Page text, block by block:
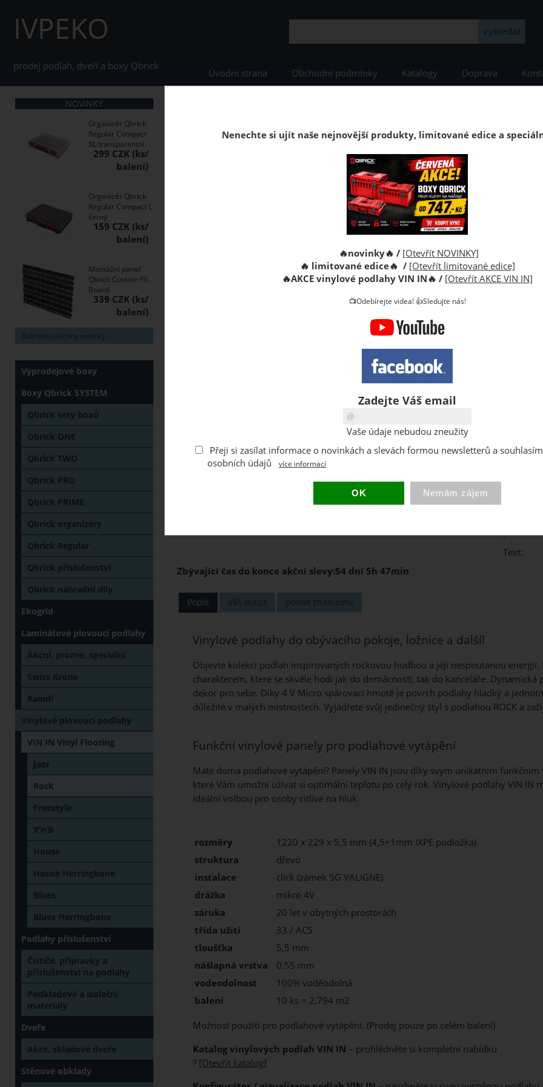
IVPEKO
prodej podlah, dveří a boxy Qbrick
Úvodní strana Obchodní podmínky Katalogy Doprava
Podlaha vinylová plovoucí Click Dub
Vinylová plovoucí podlaha VIN in Vinyl Flooring. Tloušťka 5,5mm, struktura dřeva,
Celkem
:
Text:
Zbývající čas do konce akční slevy:54 dní 5h 47min
Popis Váš dotaz poslat známému
Vinylové podlahy do obývacího pokoje, ložnice a další!
Objevte kolekci podlah inspirovaných rockovou hudbou a její nespoutanou
charakterem, které se skvěle hodí jak do domácnosti, tak do kanceláře.
dekor pro sebe. Díky 4 V Micro spárovací hmotě je povrch podlahy hladký a
důležité v malých místnostech. Vyjádřete svůj jedinečný styl s podlahou ROCK a
Funkční vinylové panely pro podlahové vytápění
Máte doma podlahové vytápění? Panely VIN IN jsou díky svým unikátním
které Vám umožní užívat si optimální teplotu po celý rok. Vinylové podlahy VIN IN
ideální volbou pro osoby citlivé na hluk.
rozměry
1220 x 229 x 5,5 mm (4,5+1mm IXPE podložka)
struktura
dřevo
instalace
click (zámek 5G VALIGNE)
drážka
mikro 4V
záruka
20 let v obytných prostorách
třída užití
33 / AC5
tloušťka
5,5 mm
nášlapná vrstva
0,55 mm
vodeodolnost
100% voděodolná
balení
10 ks = 2,794 m2
Možnost použití pro podlahové vytápění. (Prodej pouze po celém balení)
Katalog vinylových podlah VIN IN – prohlédněte si kompletní nabídku
? [Otevřít katalog]
NOVINKY
Organizér Qbrick
Regular Compact
XL transparentní
299 CZK
Organizér Qbrick
Regular Compact L
černý
159 CZK
Montážní panel
Qbrick Custom FX
Board
339 CZK
Zobrazit všechny novinky ...
Výprodejové boxy
Boxy Qbrick SYSTEM
Qbrick sety boxů
Qbrick ONE
Qbrick TWO
Qbrick PRO
Qbrick PRIME
Qbrick organizéry
Qbrick Regular
Qbrick příslušenství
Qbrick náhradní díly
Ekogrid
Laminátové plovoucí podlahy
Akcní, promo, speciální
Swiss Krono
Kaindl
Vinylové plovoucí podlahy
VIN IN Vinyl Flooring
Jazz
Rock
Freestyle
R’n’B
House
House Herringbone
Blues
Blues Herringbone
Podlahy příslušenství
Čističe, přípravky a
příslušenství na podlahy
Podkladové a izolační
materiály
Dveře
Akce, skladové dveře
Stěnové obklady
Nenechte si ujít naše nejnovější produkty, limitované edice a
🔥novinky🔥 / [Otevřít NOVINKY]
🔥 limitované edice🔥 / [Otevřít limitované edice]
🔥AKCE vinylové podlahy VIN IN🔥 / [Otevřít AKCE VIN IN]
📺Odebírejte videa! 👍Sledujte nás!
Zadejte Váš email
Vaše údaje nebudou zneužity
Přeji si zasílat informace o novinkách a slevách formou newsletterů a
osobních údajů
více informací